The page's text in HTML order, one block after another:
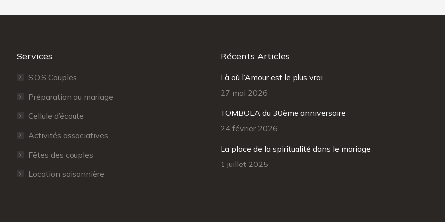
Services
S.O.S Couples
Préparation au mariage
Cellule d’écoute
Activités associatives
Fêtes des couples
Location saisonnière
Récents Articles
Là où l’Amour est le plus vrai
27 mai 2026
TOMBOLA du 30ème anniversaire
24 février 2026
La place de la spiritualité dans le mariage
1 juillet 2025